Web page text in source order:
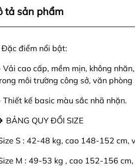
tả sản phẩm
Đặc điểm nổi bật:
Vải cao cấp, mềm mịn, không
môi trường công sở, văn phòng
Thiết kế basic màu sắc nhã nhặn.
BẢNG QUY ĐỔI SIZE
S : 42-48 kg, cao 148-152 cm,
M : 49-53 kg , cao 152-156